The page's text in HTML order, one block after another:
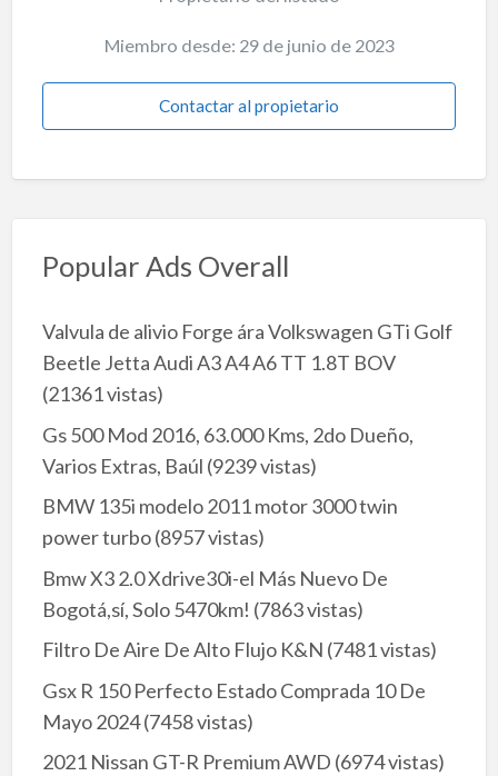
Miembro desde: 29 de junio de 2023
Contactar al propietario
Popular Ads Overall
Valvula de alivio Forge ára Volkswagen GTi Golf
Beetle Jetta Audi A3 A4 A6 TT 1.8T BOV
(21361 vistas)
Gs 500 Mod 2016, 63.000 Kms, 2do Dueño,
Varios Extras, Baúl (9239 vistas)
BMW 135i modelo 2011 motor 3000 twin
power turbo(8957 vistas)
Bmw X3 2.0 Xdrive30i-el Más Nuevo De
Bogotá,sí, Solo 5470km! (7863 vistas)
Filtro De Aire De Alto Flujo K&N (7481 vistas)
Gsx R 150 Perfecto Estado Comprada 10 De
Mayo 2024(7458 vistas)
2021 Nissan GT-R Premium AWD (6974 vistas)